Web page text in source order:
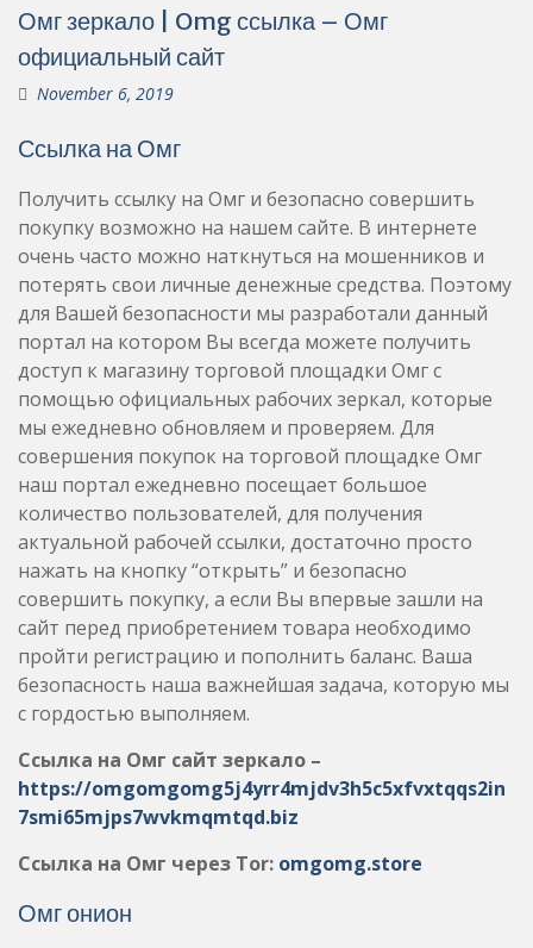
Омг зеркало | Omg ссылка – Омг
официальный сайт
November 6, 2019
Ссылка на Омг
Получить ссылку на Омг и безопасно совершить
покупку возможно на нашем сайте. В интернете
очень часто можно наткнуться на мошенников и
потерять свои личные денежные средства. Поэтому
для Вашей безопасности мы разработали данный
портал на котором Вы всегда можете получить
доступ к магазину торговой площадки Омг с
помощью официальных рабочих зеркал, которые
мы ежедневно обновляем и проверяем. Для
совершения покупок на торговой площадке Омг
наш портал ежедневно посещает большое
количество пользователей, для получения
актуальной рабочей ссылки, достаточно просто
нажать на кнопку “открыть” и безопасно
совершить покупку, а если Вы впервые зашли на
сайт перед приобретением товара необходимо
пройти регистрацию и пополнить баланс. Ваша
безопасность наша важнейшая задача, которую мы
с гордостью выполняем.
Ссылка на Омг сайт зеркало –
https://omgomgomg5j4yrr4mjdv3h5c5xfvxtqqs2in
7smi65mjps7wvkmqmtqd.biz
Ссылка на Омг через Tor: omgomg.store
Омг онион